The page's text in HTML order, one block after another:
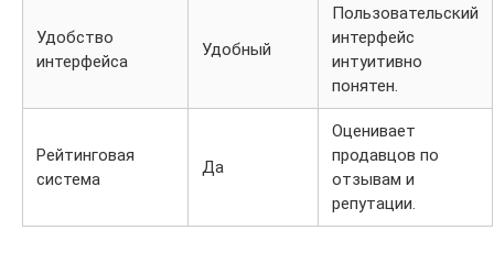
Удобство
интерфейса
Удобный
Пользовательский
интерфейс
интуитивно
понятен.
Рейтинговая
система
Да
Оценивает
продавцов по
отзывам и
репутации.